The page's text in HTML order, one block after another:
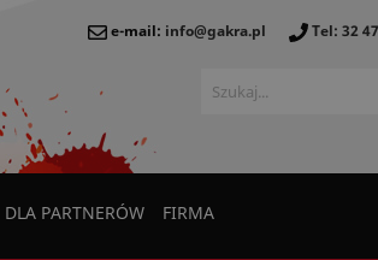
e-mail: info@gakra.pl Tel: 32
DLA PARTNERÓW FIRMA